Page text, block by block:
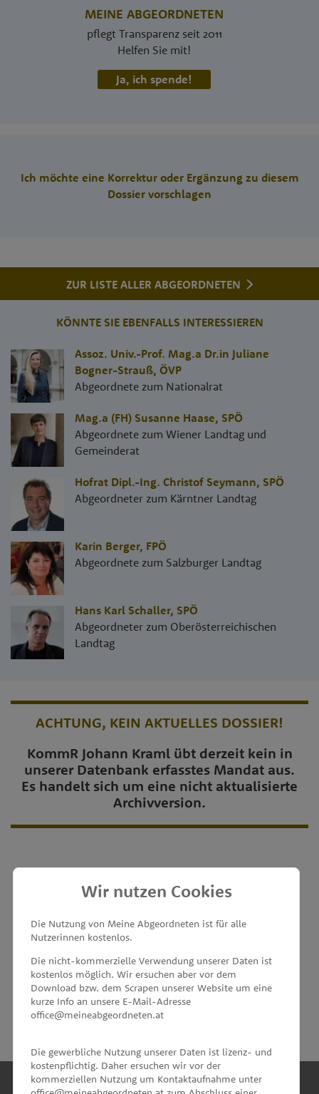
MEINE ABGEORDNETEN
pflegt Transparenz seit 2011
Helfen Sie mit!
Ja, ich spende!
Ich möchte eine Korrektur oder Ergänzung zu diesem
Dossier vorschlagen
ZUR LISTE ALLER ABGEORDNETEN
KÖNNTE SIE EBENFALLS INTERESSIEREN
Assoz. Univ.-Prof. Mag.a Dr.in Juliane
Bogner-Strauß, ÖVP
Abgeordnete zum Nationalrat
Mag.a (FH) Susanne Haase, SPÖ
Abgeordnete zum Wiener Landtag und
Gemeinderat
Hofrat Dipl.-Ing. Christof Seymann, SPÖ
Abgeordneter zum Kärntner Landtag
Karin Berger, FPÖ
Abgeordnete zum Salzburger Landtag
Hans Karl Schaller, SPÖ
Abgeordneter zum Oberösterreichischen
Landtag
ACHTUNG, KEIN AKTUELLES DOSSIER!
KommR Johann Kraml übt derzeit kein in
unserer Datenbank erfasstes Mandat aus.
Es handelt sich um eine nicht aktualisierte
Archivversion.
MEINE ABGEORDNETEN
unterstützt von
Wir nutzen Cookies
Die Nutzung von Meine Abgeordneten ist für alle
Nutzerinnen kostenlos.
Die nicht-kommerzielle Verwendung unserer Daten ist
kostenlos möglich. Wir ersuchen aber vor dem
Download bzw. dem Scrapen unserer Website um eine
kurze Info an unsere E-Mail-Adresse
office@meineabgeordneten.at
Die gewerbliche Nutzung unserer Daten ist lizenz- und
kostenpflichtig. Daher ersuchen wir vor der
kommerziellen Nutzung um Kontaktaufnahme unter